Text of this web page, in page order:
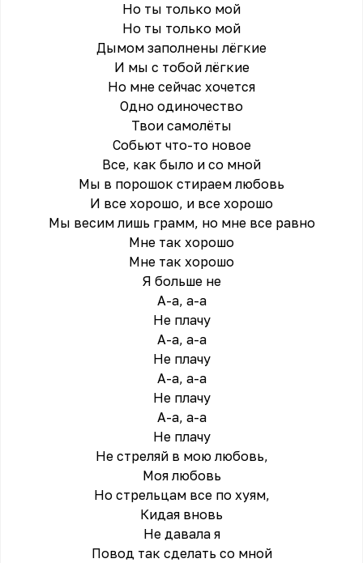
Но ты только мой
Но ты только мой
Дымом заполнены лёгкие
И мы с тобой лёгкие
Но мне сейчас хочется
Одно одиночество
Твои самолёты
Собьют что-то новое
Все, как было и со мной
Мы в порошок стираем любовь
И все хорошо, и все хорошо
Мы весим лишь грамм, но мне все равно
Мне так хорошо
Мне так хорошо
Я больше не
А-а, а-а
Не плачу
А-а, а-а
Не плачу
А-а, а-а
Не плачу
А-а, а-а
Не плачу
Не стреляй в мою любовь,
Моя любовь
Но стрельцам все по хуям,
Кидая вновь
Не давала я
Повод так сделать со мной